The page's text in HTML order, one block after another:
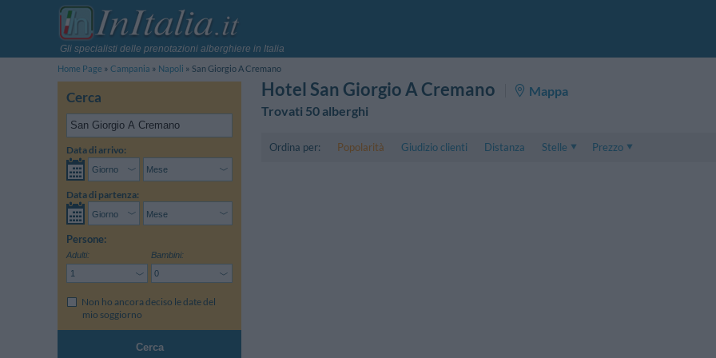
Gli specialisti delle prenotazioni alberghiere in Italia
Home Page
Campania Napoli San Giorgio A Cremano
Cerca
Data di arrivo:
Data di partenza:
Persone:
Adulti: Bambini:
Non ho ancora deciso le date del
mio soggiorno
Cerca
Hotel San Giorgio A Cremano
Mappa
Trovati 50 alberghi
Ordina per: Popolarità Giudizio clienti Distanza
Stelle
Prezzo